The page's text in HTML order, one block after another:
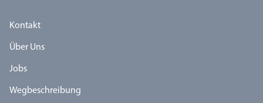
Kontakt
Über Uns
Jobs
Wegbeschreibung